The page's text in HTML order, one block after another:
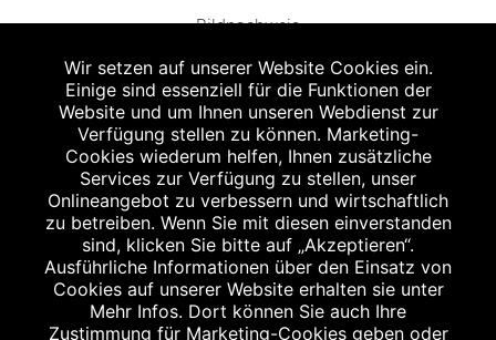
Bildnachweis
Abgabe in haushaltsüblichen Mengen, solange der Vorrat reicht. Für Druck-
und Satzfehler keine Haftung.
Zu Risiken und Nebenwirkungen lesen Sie die Packungsbeilage und fragen
Sie Ihren Arzt oder Apotheker.
Angabe nach der deutschen Arzneimitteltaxe Apothekenerstattungspreis
(AEP). Der AEP ist keine unverbindliche Preisempfehlung der Hersteller. Der
AEP ist ein von den Apotheken in Ansatz gebrachter Preis für rezeptfreie
Arzneimittel. Er entspricht in der Höhe dem für Apotheken verbindlichen
Abgabepreis, zu dem eine Apotheke in bestimmten Fällen (z.B. bei Kindern
unter 12 Jahren) das Produkt mit der gesetzlichen Krankenversicherung
Wir setzen auf unserer Website Cookies ein.
Einige sind essenziell für die Funktionen der
Website und um Ihnen unseren Webdienst zur
Verfügung stellen zu können. Marketing-
Cookies wiederum helfen, Ihnen zusätzliche
Services zur Verfügung zu stellen, unser
Onlineangebot zu verbessern und wirtschaftlich
zu betreiben. Wenn Sie mit diesen einverstanden
sind, klicken Sie bitte auf „Akzeptieren“.
Ausführliche Informationen über den Einsatz von
Cookies auf unserer Website erhalten sie unter
Mehr Infos. Dort können Sie auch Ihre
Zustimmung für Marketing-Cookies geben oder